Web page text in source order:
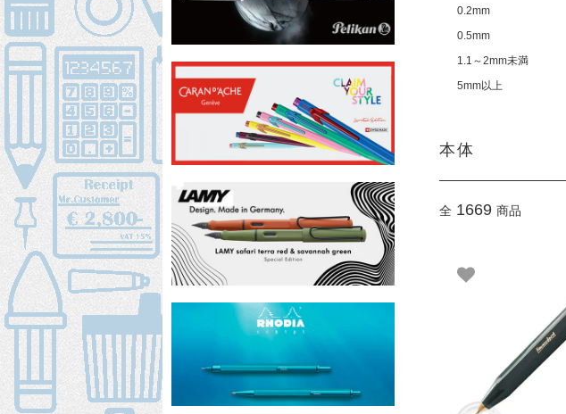
0.2mm
0.5mm
1.1～2mm未満
5mm以上
本体
全 1669 商品